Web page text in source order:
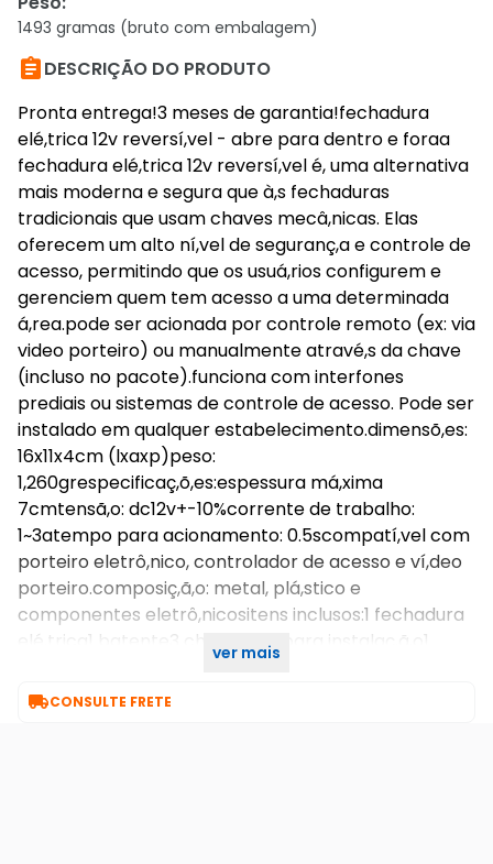
1493 gramas (bruto com embalagem)
DESCRIÇÃO DO PRODUTO
Pronta entrega!3 meses de garantia!fechadura
elé,trica 12v reversí,vel - abre para dentro e foraa
fechadura elé,trica 12v reversí,vel é, uma alternativa
mais moderna e segura que à,s fechaduras
tradicionais que usam chaves mecâ,nicas. Elas
oferecem um alto ní,vel de seguranç,a e controle de
acesso, permitindo que os usuá,rios configurem e
gerenciem quem tem acesso a uma determinada
á,rea.pode ser acionada por controle remoto (ex: via
video porteiro) ou manualmente atravé,s da chave
(incluso no pacote).funciona com interfones
prediais ou sistemas de controle de acesso. Pode ser
instalado em qualquer estabelecimento.dimensõ,es:
16x11x4cm (lxaxp)peso:
1,260grespecificaç,õ,es:espessura má,xima
7cmtensã,o: dc12v+-10%corrente de trabalho:
1~3atempo para acionamento: 0.5scompatí,vel com
porteiro eletrô,nico, controlador de acesso e ví,deo
porteiro.composiç,ã,o: metal, plá,stico e
componentes eletrô,nicositens inclusos:1 fechadura
elé,trica1 batente3 chaves1 kit para instalaç,ã,o1
ver mais
CONSULTE FRETE